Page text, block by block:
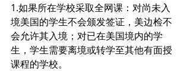
1.如果所在学校采取全网课：对尚未入
境美国的学生不会颁发签证，美边检不
会允许其入境；对已在美国境内的学
生，学生需要离境或转学至其他有面授
课程的学校。